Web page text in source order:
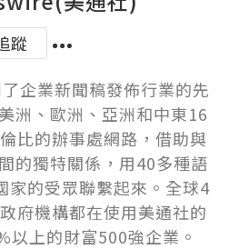
蹤
企業新聞稿發佈行業的先
洲、歐洲、亞洲和中東16
比的辦事處網路，借助與
的獨特關係，用40多種語
家的受眾聯繫起來。全球4
府機構都在使用美通社的
以上的財富500強企業。